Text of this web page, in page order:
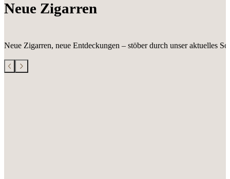
Neue Zigarren
Neue Zigarren, neue Entdeckungen – stöber durch unser aktuelles